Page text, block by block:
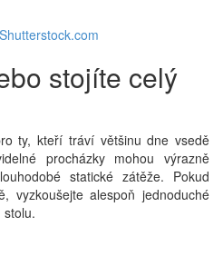
stojíte celý
ty, kteří tráví většinu dne vsedě
procházky mohou výrazně
statické zátěže. Pokud
vyzkoušejte alespoň jednoduché
stolu.